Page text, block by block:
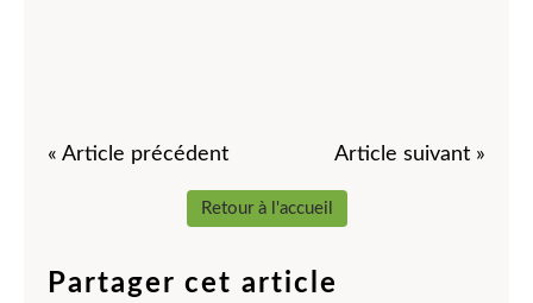
« Article précédent Article suivant »
Retour à l'accueil
Partager cet article